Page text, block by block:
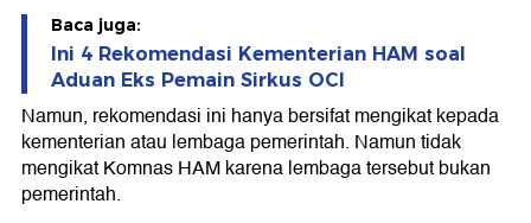
Baca juga:
Ini 4 Rekomendasi Kementerian HAM soal
Aduan Eks Pemain Sirkus OCI
Namun, rekomendasi ini hanya bersifat mengikat kepada
kementerian atau lembaga pemerintah. Namun tidak
mengikat Komnas HAM karena lembaga tersebut bukan
pemerintah.